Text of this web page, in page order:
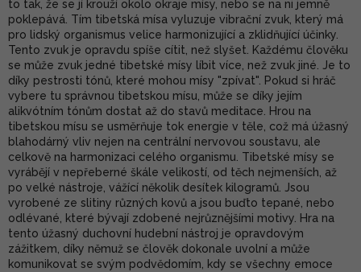
to tak, že se jí krouží okolo okraje mísy, nebo se na ni jemně
poklepává. Tím tibetská mísa vyluzuje vibrační zvuk, který má
pro lidský organismus velice harmonizující a zklidňující účinky.
Tento zvuk je opravdu spíše cítit, než slyšet. Každému člověku
se může zvuk jedné tibetské mísy líbit více, než zvuk jiné. Je to
díky pestrosti tónů, které mohou mísy "zpívat". Pokud si hráč
vybere tu správnou tibetskou mísu, může se díky jejím
alikvótním tónům dostat až do stavů meditace. Hrou na
tibetskou mísu se usměrňuje tok energie v těle, což má úžasný
blahodárný vliv nejen na centrální nervovou soustavu, ale
celkově na harmonizaci celého organismu. Tibetské mísy se
vyrábějí v nepřeberné škále velikostí, od těch nejmenších, až
po velké nástroje, vážící několik desítek kilogramů. Jsou
vyrobené ze slitiny různých kovů a jsou buďto tepané, nebo
odlévané, které bývají zdobené nejrůznějšími motivy. Hra na
tento úžasný duchovní hudební nástroj je opravdovým
zážitkem, díky němuž se člověk dokonale uvolní a může
komunikovat se svým podvědomím, kdy se všechny emoce